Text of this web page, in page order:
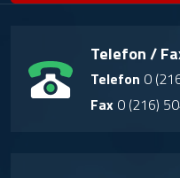
Telefon /
Telefon 0
Fax 0 (216)